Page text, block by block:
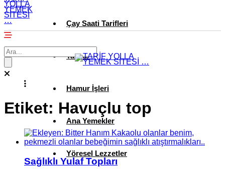
YOLLA
YEMEK
SİTESİ
… Çay Saati Tarifleri
Tatlılar
Hamur İşleri
Ana Yemekler
Yöresel Lezzetler
Etiket: Havuçlu top
Sağlıklı Yulaf Topları